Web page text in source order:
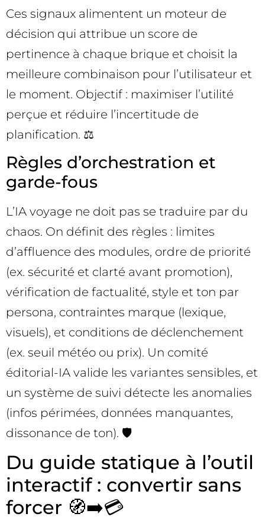
Ces signaux alimentent un moteur de
décision qui attribue un score de
pertinence à chaque brique et choisit la
meilleure combinaison pour l’utilisateur et
le moment. Objectif : maximiser l’utilité
perçue et réduire l’incertitude de
planification. ⚖️
Règles d’orchestration et
garde-fous
L’IA voyage ne doit pas se traduire par du
chaos. On définit des règles : limites
d’affluence des modules, ordre de priorité
(ex. sécurité et clarté avant promotion),
vérification de factualité, style et ton par
persona, contraintes marque (lexique,
visuels), et conditions de déclenchement
(ex. seuil météo ou prix). Un comité
éditorial-IA valide les variantes sensibles, et
un système de suivi détecte les anomalies
(infos périmées, données manquantes,
dissonance de ton). 🛡️
Du guide statique à l’outil
interactif : convertir sans
forcer 🧭➡️💳